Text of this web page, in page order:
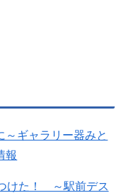
～ギャラリー器みと
報
けた！ ～駅前デス